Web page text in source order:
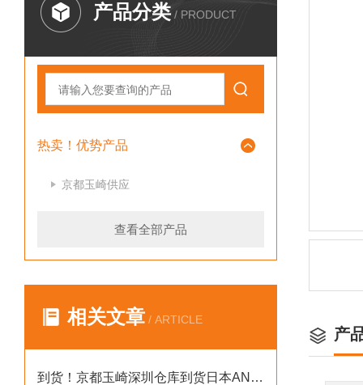
产品分类 / PRODUCT
热卖！优势产品
京都玉崎供应
查看全部产品
相关文章 / ARTICLE
到货！京都玉崎深圳仓库到货日本AND 电子秤HV-60KCEP
产